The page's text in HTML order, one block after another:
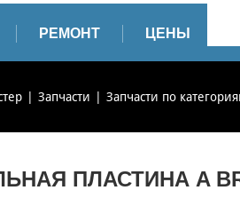
РЕМОНТ ЦЕНЫ
Запчасти Запчасти по
ПЛАСТИНА A